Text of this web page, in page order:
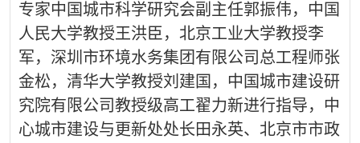
专家中国城市科学研究会副主任郭振伟，中国
人民大学教授王洪臣，北京工业大学教授李
军，深圳市环境水务集团有限公司总工程师张
金松，清华大学教授刘建国，中国城市建设研
究院有限公司教授级高工翟力新进行指导，中
心城市建设与更新处处长田永英、北京市市政